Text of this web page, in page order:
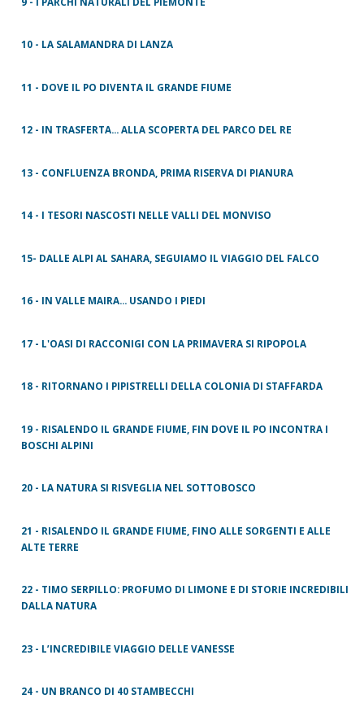
10 - LA SALAMANDRA DI LANZA
11 - DOVE IL PO DIVENTA IL GRANDE FIUME
12 - IN TRASFERTA... ALLA SCOPERTA DEL PARCO DEL RE
13 - CONFLUENZA BRONDA, PRIMA RISERVA DI PIANURA
14 - I TESORI NASCOSTI NELLE VALLI DEL MONVISO
15- DALLE ALPI AL SAHARA, SEGUIAMO IL VIAGGIO DEL FALCO
16 - IN VALLE MAIRA... USANDO I PIEDI
17 - L'OASI DI RACCONIGI CON LA PRIMAVERA SI RIPOPOLA
18 - RITORNANO I PIPISTRELLI DELLA COLONIA DI STAFFARDA
19 - RISALENDO IL GRANDE FIUME, FIN DOVE IL PO INCONTRA I
BOSCHI ALPINI
20 - LA NATURA SI RISVEGLIA NEL SOTTOBOSCO
21 - RISALENDO IL GRANDE FIUME, FINO ALLE SORGENTI E ALLE
ALTE TERRE
22 - TIMO SERPILLO: PROFUMO DI LIMONE E DI STORIE INCREDIBILI
DALLA NATURA
23 - L’INCREDIBILE VIAGGIO DELLE VANESSE
24 - UN BRANCO DI 40 STAMBECCHI